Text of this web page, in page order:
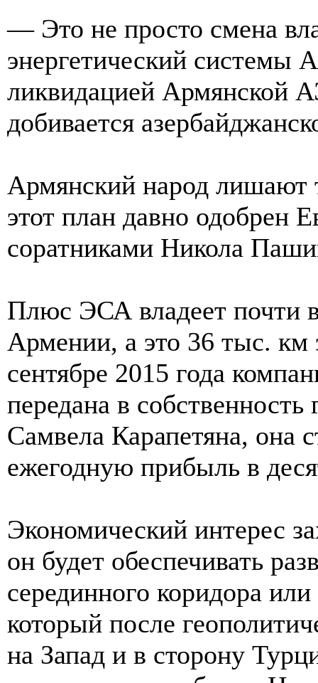
— Это не просто смена
энергетический системы
ликвидацией Армянской
добивается
Армянский народ лишают
этот план давно одобрен
соратниками Никола
Плюс ЭСА владеет почти
Армении, а это 36 тыс. км
сентябре 2015 года
передана в
Самвела Карапетяна, она
ежегодную прибыль в
Экономический интерес
он будет обеспечивать
серединного коридора
который после
на Запад и в сторону